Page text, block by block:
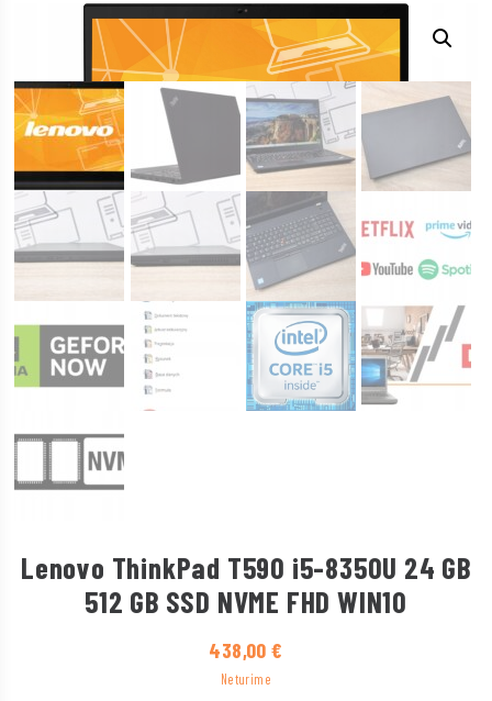
Lenovo ThinkPad T590 i5-8350U 24 GB
512 GB SSD NVME FHD WIN10
438,00€
Neturime